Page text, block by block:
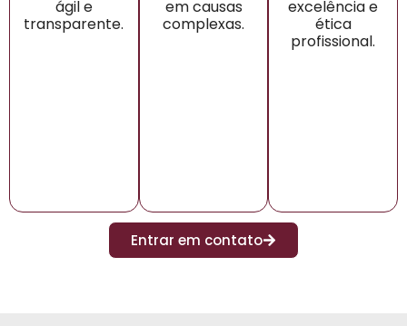
ágil e
transparente.
em causas
complexas.
excelência e
ética
profissional.
Entrar em contato